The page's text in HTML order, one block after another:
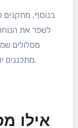
נגישות
גולף, שכן הם
שמציעים
אזורי
לשפר את